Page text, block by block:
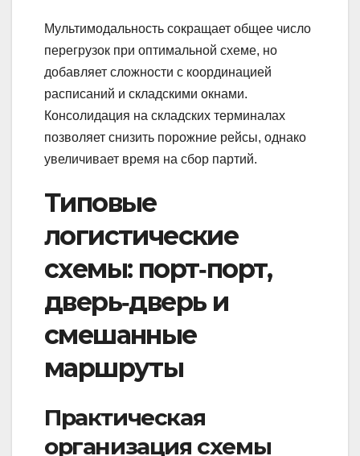
Мультимодальность сокращает общее число
перегрузок при оптимальной схеме, но
добавляет сложности с координацией
расписаний и складскими окнами.
Консолидация на складских терминалах
позволяет снизить порожние рейсы, однако
увеличивает время на сбор партий.
Типовые
логистические
схемы: порт‑порт,
дверь‑дверь и
смешанные
маршруты
Практическая
организация схемы